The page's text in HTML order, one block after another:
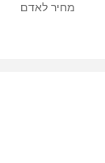
מחיר לאדם